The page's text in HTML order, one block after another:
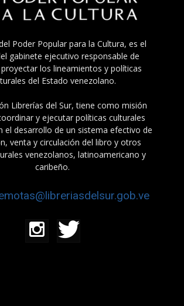
Poder Popular para la Cultura, es el
gabinete ejecutivo responsable de
los lineamientos y políticas
del Estado venezolano.
Librerías del Sur, tiene como misión
y ejecutar políticas culturales
el desarrollo de un sistema efectivo de
venta y circulación del libro y otros
venezolanos, latinoamericano y
caribeño.